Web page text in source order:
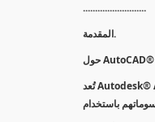
..........................
المقدمة.
حول AutoCAD®
تُعد Autodesk® AutoCAD® أداة الصياغة الفعلية لمستخدمي أجهزة الكمبيوتر منذ عام 1982. وبينما تقرأ هذا ، يقوم ملايين المهندسين ورسامي المشاريع ومديري المشاريع